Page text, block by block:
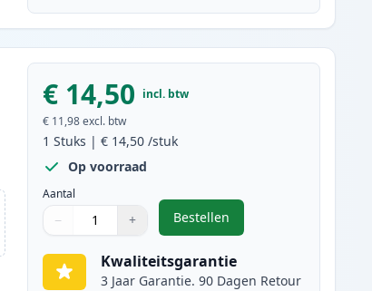
€ 14,50 incl. btw
€ 11,98 excl. btw
1 Stuks |€ 14,50 /stuk
Op voorraad
Aantal
Aantal
Gebruik de knoppen om aan te passen
− +
Aantal 1
Bestellen
,Brother LC3237C
Kwaliteitsgarantie
3 Jaar Garantie. 90 Dagen Retour